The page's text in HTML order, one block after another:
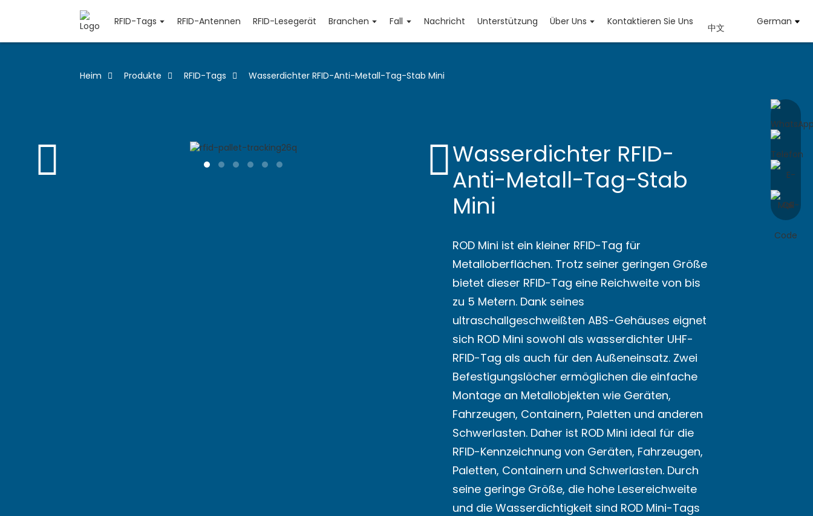
RFID-Tags RFID-Antennen RFID-Lesegerät Branchen Fall Nachricht Unterstützung Über Uns Kontaktieren Sie Uns
中文
German
Heim Produkte RFID-Tags Wasserdichter RFID-Anti-Metall-Tag-Stab Mini
Wasserdichter RFID-
Anti-Metall-Tag-Stab
Mini
ROD Mini ist ein kleiner RFID-Tag für
Metalloberflächen. Trotz seiner geringen Größe
bietet dieser RFID-Tag eine Reichweite von bis
zu 5 Metern. Dank seines
ultraschallgeschweißten ABS-Gehäuses eignet
sich ROD Mini sowohl als wasserdichter UHF-
RFID-Tag als auch für den Außeneinsatz. Zwei
Befestigungslöcher ermöglichen die einfache
Montage an Metallobjekten wie Geräten,
Fahrzeugen, Containern, Paletten und anderen
Schwerlasten. Daher ist ROD Mini ideal für die
RFID-Kennzeichnung von Geräten, Fahrzeugen,
Paletten, Containern und Schwerlasten. Durch
seine geringe Größe, die hohe Lesereichweite
und die Wasserdichtigkeit sind ROD Mini-Tags